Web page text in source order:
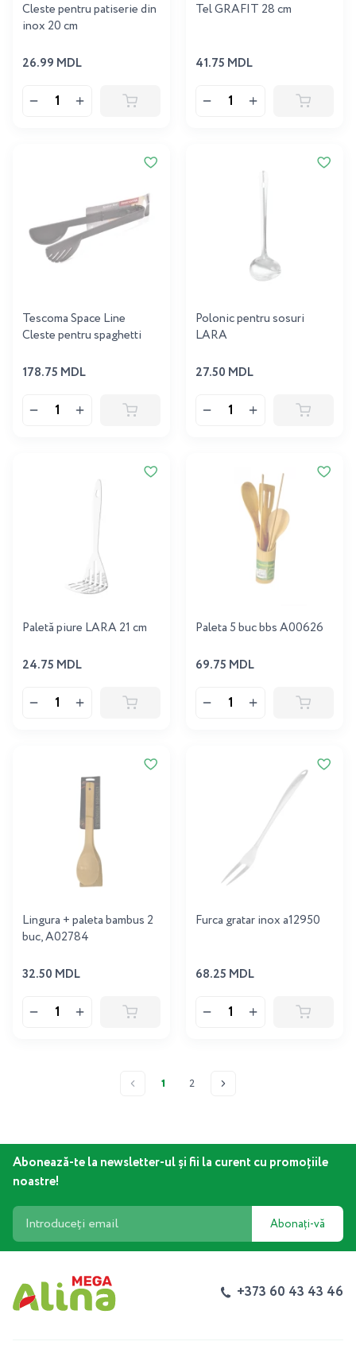
Cleste pentru patiserie din
inox 20 cm
26.99 MDL
Tel GRAFIT 28 cm
41.75 MDL
Tescoma Space Line
Cleste pentru spaghetti
178.75 MDL
Polonic pentru sosuri
LARA
27.50 MDL
Paletă piure LARA 21 cm
24.75 MDL
Paleta 5 buc bbs A00626
69.75 MDL
Lingura + paleta bambus 2
buc, A02784
32.50 MDL
Furca gratar inox a12950
68.25 MDL
1 2
Abonează-te la newsletter-ul și fii la curent cu promoțiile
noastre!
Abonați-vă
+373 60 43 43 46